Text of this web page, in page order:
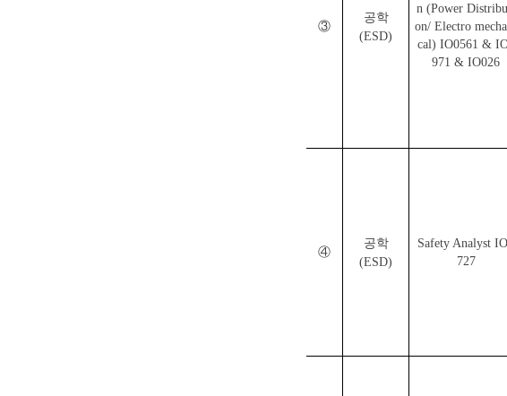
③
공학
(ESD)
n (Power
on/ Electro
cal) IO0561 &
971 & IO026
④
공학
(ESD)
Safety Analyst
727